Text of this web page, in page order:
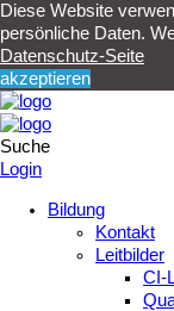
Diese Website
persönliche Daten.
Datenschutz-Seite
akzeptieren
Suche
Login
Bildung
Kontakt
Leitbilder
CI-